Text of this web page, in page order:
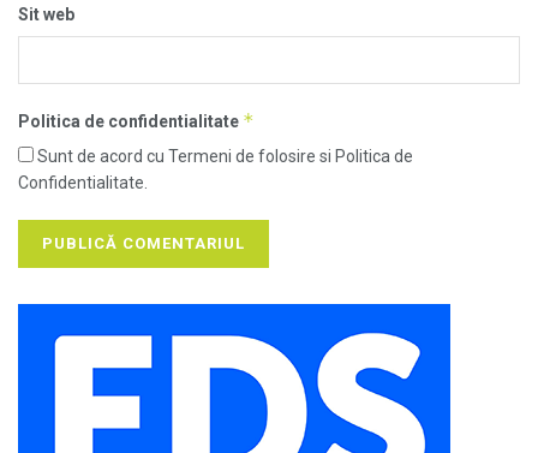
Sit web
Politica de confidentialitate *
Sunt de acord cu Termeni de folosire si Politica de
Confidentialitate.